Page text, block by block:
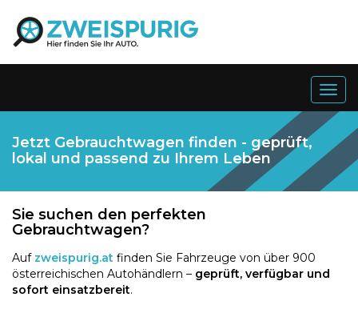
Jetzt Gebrauchtwagen finden - geprüft,
lokal und passend zu Ihrem Leben
Sie suchen den perfekten
Gebrauchtwagen?
Auf zweispurig.at finden Sie Fahrzeuge von über 900
österreichischen Autohändlern – geprüft, verfügbar und
sofort einsatzbereit.